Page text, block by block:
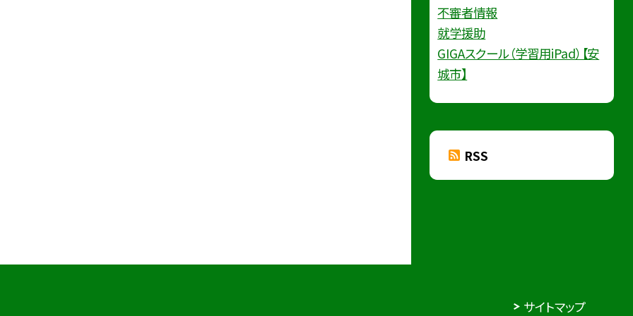
不審者情報
就学援助
GIGAスクール（学習用iPad）【安
城市】
RSS
サイトマップ